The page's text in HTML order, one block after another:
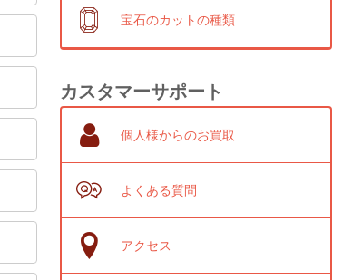
宝石のカットの種類
カスタマーサポート
個人様からのお買取
よくある質問
アクセス